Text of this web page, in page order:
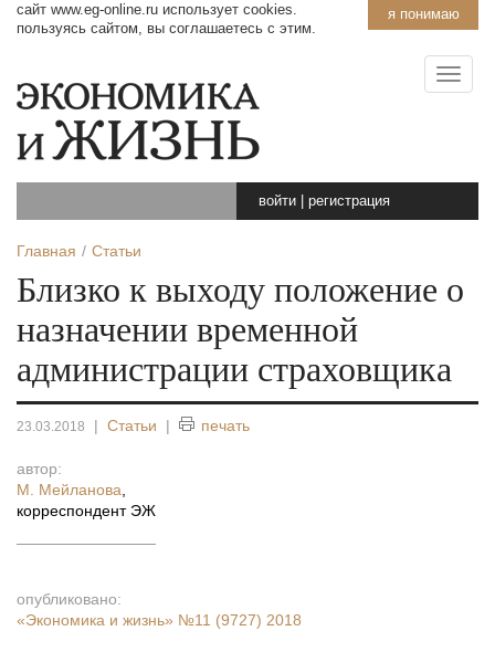
я понимаю
сайт www.eg-online.ru использует cookies.
пользуясь сайтом, вы соглашаетесь с этим.
войти регистрация
Главная Статьи
Близко к выходу положение о
назначении временной
администрации страховщика
23.03.2018 | Статьи | печать
автор:
М. Мейланова
корреспондент ЭЖ
опубликовано:
«Экономика и жизнь» №11 (9727) 2018